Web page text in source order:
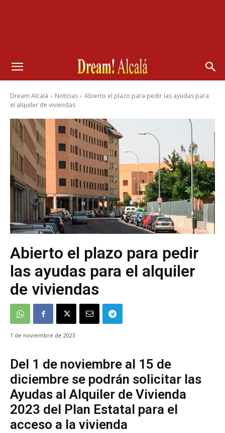
Dream Alcalá Noticias
Abierto el plazo para pedir las ayudas para
el alquiler de viviendas
Abierto el plazo para pedir
las ayudas para el alquiler
de viviendas
1 de noviembre de 2023
Del 1 de noviembre al 15 de
diciembre se podrán solicitar las
Ayudas al Alquiler de Vivienda
2023 del Plan Estatal para el
acceso a la vivienda